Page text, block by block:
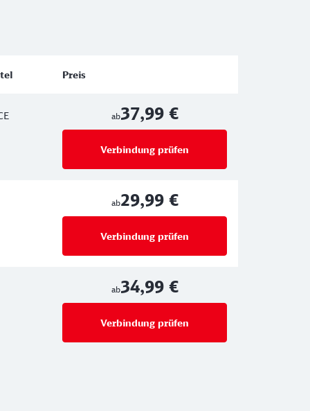
Preis
ab37,99 €
Verbindung prüfen
ab29,99 €
Verbindung prüfen
ab34,99 €
Verbindung prüfen